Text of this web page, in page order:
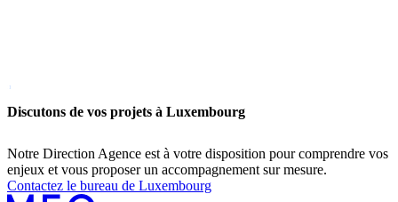
Discutons de vos projets à Luxembourg
Notre Direction Agence est à votre disposition pour comprendre vos
enjeux et vous proposer un accompagnement sur mesure.
Contactez le bureau de Luxembourg